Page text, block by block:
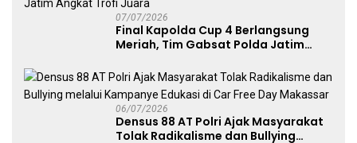
07/07/2026
Final Kapolda Cup 4 Berlangsung
Meriah, Tim Gabsat Polda Jatim
06/07/2026
Densus 88 AT Polri Ajak Masyarakat
Tolak Radikalisme dan Bullying